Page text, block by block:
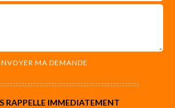
RAPPELLE IMMEDIATEMENT